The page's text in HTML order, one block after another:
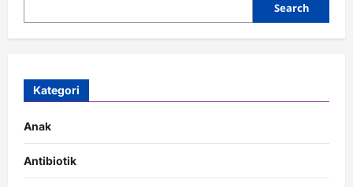
Search
Kategori
Anak
Antibiotik